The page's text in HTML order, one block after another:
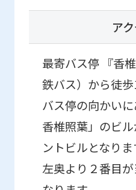
ア
最寄バス停 『香
鉄バス）から徒
バス停の向かい
香椎照葉」のビ
ントビルとなりま
左奥より２番目